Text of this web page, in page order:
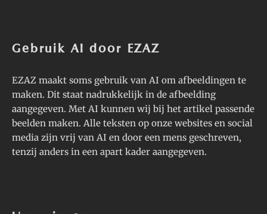
Gebruik AI door EZAZ
EZAZ maakt soms gebruik van AI om afbeeldingen te
maken. Dit staat nadrukkelijk in de afbeelding
aangegeven. Met AI kunnen wij bij het artikel passende
beelden maken. Alle teksten op onze websites en social
media zijn vrij van AI en door een mens geschreven,
tenzij anders in een apart kader aangegeven.